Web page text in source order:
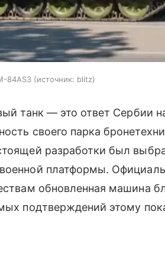
84AS3 источник: blitz
танк — это ответ Сербии
своего парка
разработки был
платформы.
обновленная машина
подтверждений этому